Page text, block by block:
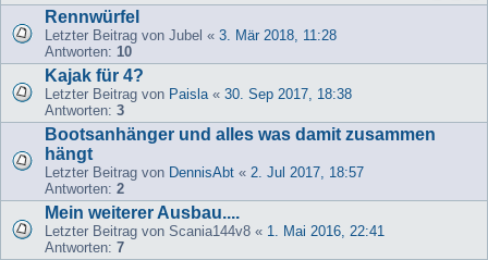
Rennwürfel
Letzter Beitrag von Jubel « 3. Mär 2018, 11:28
Antworten: 10
Kajak für 4?
Letzter Beitrag von Paisla « 30. Sep 2017, 18:38
Antworten: 3
Bootsanhänger und alles was damit zusammen
hängt
Letzter Beitrag von DennisAbt « 2. Jul 2017, 18:57
Antworten: 2
Mein weiterer Ausbau....
Letzter Beitrag von Scania144v8 « 1. Mai 2016, 22:41
Antworten: 7